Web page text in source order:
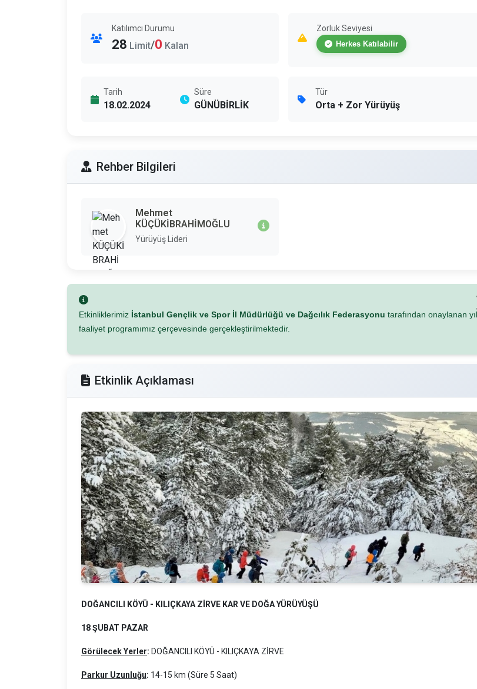
Katılımcı Durumu
28 Limit/0 Kalan
Zorluk Seviyesi
Herkes Katılabilir
Tarih
18.02.2024
Süre
GÜNÜBİRLİK
Tür
Orta + Zor Yürüyüş
Rehber Bilgileri
Mehmet
KÜÇÜKİBRAHİMOĞLU
Yürüyüş Lideri
Etkinliklerimiz İstanbul Gençlik ve Spor İl Müdürlüğü ve Dağcılık Federasyonu tarafından onaylanan
faaliyet programımız çerçevesinde gerçekleştirilmektedir.
Etkinlik Açıklaması
DOĞANCILI KÖYÜ - KILIÇKAYA ZİRVE KAR VE DOĞA YÜRÜYÜŞÜ
18 ŞUBAT PAZAR
Görülecek Yerler: DOĞANCILI KÖYÜ - KILIÇKAYA ZİRVE
Parkur Uzunluğu: 14-15 km (Süre 5 Saat)